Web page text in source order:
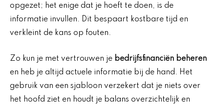
opgezet; het enige dat je hoeft te doen, is de
informatie invullen. Dit bespaart kostbare tijd en
verkleint de kans op fouten.
Zo kun je met vertrouwen je bedrijfsfinanciën beheren
en heb je altijd actuele informatie bij de hand. Het
gebruik van een sjabloon verzekert dat je niets over
het hoofd ziet en houdt je balans overzichtelijk en